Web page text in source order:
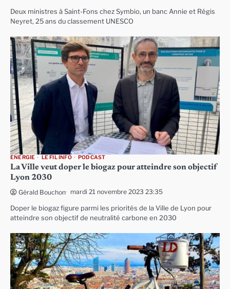
Deux ministres à Saint-Fons chez Symbio, un banc Annie et Régis
Neyret, 25 ans du classement UNESCO
ENERGIE LE FIL INFO PODCAST
La Ville veut doper le biogaz pour atteindre son objectif
Lyon 2030
Gérald Bouchon mardi 21 novembre 2023 23:35
Doper le biogaz figure parmi les priorités de la Ville de Lyon pour
atteindre son objectif de neutralité carbone en 2030